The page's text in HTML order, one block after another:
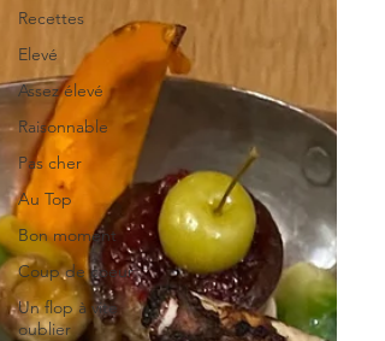
Recettes
Elevé
Assez élevé
Raisonnable
Pas cher
Au Top
Bon moment
Coup de coeur
Un flop à vite
oublier